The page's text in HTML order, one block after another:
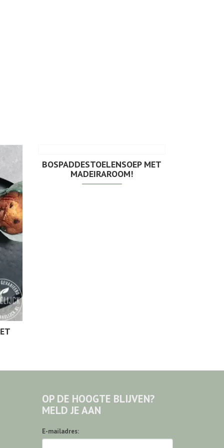
BOSPADDESTOELENSOEP MET
MADEIRAROOM!
OP DE HOOGTE BLIJVEN?
MELD JE AAN
E-mailadres: